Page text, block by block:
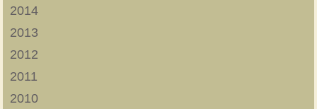
2014
2013
2012
2011
2010